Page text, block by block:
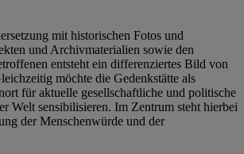
mit historischen Fotos und
und Archivmaterialien sowie den
entsteht ein differenziertes Bild von
möchte die Gedenkstätte als
für aktuelle gesellschaftliche und politische
Welt sensibilisieren. Im Zentrum steht hierbei
der Menschenwürde und der